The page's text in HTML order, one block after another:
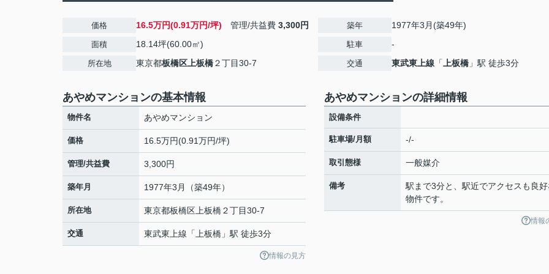
価格 16.5万円(0.91万円/坪) 管理/共益費 3,300円
面積 18.14坪(60.00㎡)
所在地 東京都板橋区 上板橋２丁目30-7
築年 1977年3月(築49年)
駐車 -
交通 東武東上線 「 上板橋 」駅 徒歩3分
あやめマンションの基本情報
物件名 あやめマンション
価格 16.5万円(0.91万円/坪)
管理/共益費 3,300円
築年月 1977年3月（築49年）
所在地 東京都板橋区 上板橋２丁目30-7
交通 東武東上線 「 上板橋 」駅 徒歩3分
情報の見方
あやめマンションの詳細情報
設備条件
駐車場/月額 -/-
取引態様 一般媒介
備考
駅まで3分と、駅近でアクセスも良好
物件です。
情報